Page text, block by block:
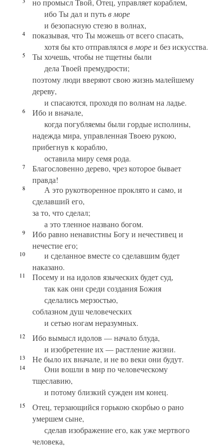
но промысл Твой, Отец, управляет кораблем,
ибо Ты дал и путьв море
и безопасную стезю в волнах,
4
показывая, что Ты можешь от всего спасать,
хотя бы кто отправлялсяв мореи без искусства.
5
Ты хочешь, чтобы не тщетны были
дела Твоей премудрости;
поэтому люди вверяют свою жизнь малейшему
дереву,
и спасаются, проходя по волнам на ладье.
6
Ибо и вначале,
когда погубляемы были гордые исполины,
надежда мира, управленная Твоею рукою,
прибегнув к кораблю,
оставила миру семя рода.
7
Благословенно дерево, чрез которое бывает
правда!
8
А это рукотворенное проклято и само, и
сделавший его,
за то, что сделал;
а это тленное названо богом.
9
Ибо равно ненавистны Богу и нечестивец и
нечестие его;
10
и сделанное вместе со сделавшим будет
наказано.
11
Посему и на идолов языческих будет суд,
так как они среди создания Божия
сделались мерзостью,
соблазном душ человеческих
и сетью ногам неразумных.
12
Ибо вымысл идолов — начало блуда,
и изобретение их — растление жизни.
13 Не было их вначале, и не во веки они будут.
14
Они вошли в мир по человеческому
тщеславию,
и потому близкий сужден им конец.
15
Отец, терзающийся горькою скорбью о рано
умершем сыне,
сделав изображение его, как уже мертвого
человека,